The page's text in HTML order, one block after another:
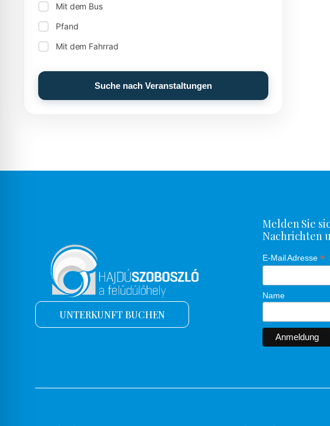
Musik
Mit dem Bus
Pfand
Mit dem Fahrrad
Suche nach Veranstaltungen
UNTERKUNFT BUCHEN
Melden Sie
Nachrichten
E-Mail Adresse *
Name